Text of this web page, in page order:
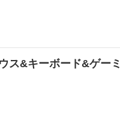
ス&キーボード&ゲー